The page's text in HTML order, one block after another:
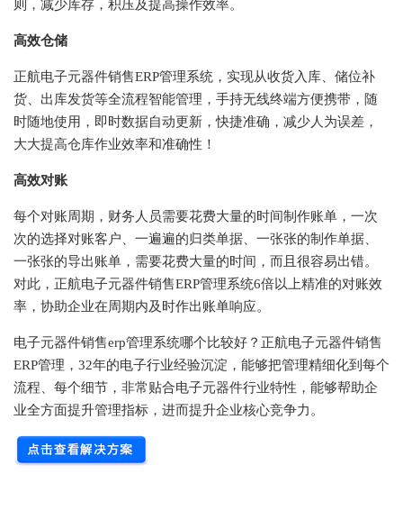
则，减少库存，积压及提高操作效率。
高效仓储
正航电子元器件销售ERP管理系统 ，实现从收货入库、储位补
货、出库发货等全流程智能管理，手持无线终端方便携带，随
时随地使用，即时数据自动更新，快捷准确，减少人为误差，
大大提高仓库作业效率和准确性！
高效对账
每个对账周期，财务人员需要花费大量的时间制作账单，一次
次的选择对账客户、一遍遍的归类单据、一张张的制作单据、
一张张的导出账单，需要花费大量的时间，而且很容易出错。
对此，正航电子元器件销售ERP管理系统6倍以上精准的对账效
率，协助企业在周期内及时作出账单响应。
电子元器件销售erp管理系统哪个比较好？正航电子元器件销售
ERP管理，32年的电子行业经验沉淀，能够把管理精细化到每个
流程、每个细节，非常贴合电子元器件行业特性，能够帮助企
业全方面提升管理指标，进而提升企业核心竞争力。